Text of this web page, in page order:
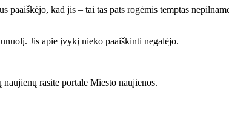
kad jis – tai tas pats rogėmis temptas
Jis apie įvykį nieko paaiškinti negalėjo.
rasite portale Miesto naujienos.